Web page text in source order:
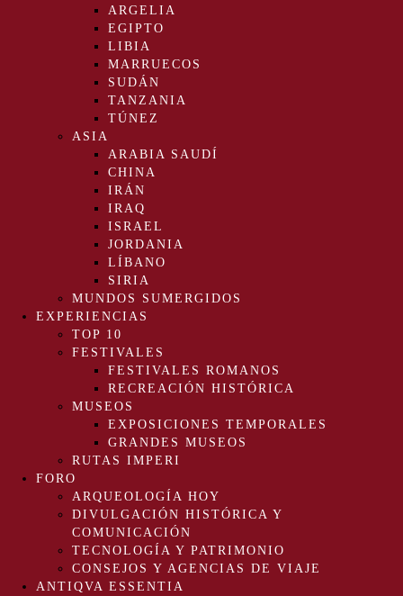
ARGELIA
EGIPTO
LIBIA
MARRUECOS
SUDÁN
TANZANIA
TÚNEZ
ASIA
ARABIA SAUDÍ
CHINA
IRÁN
IRAQ
ISRAEL
JORDANIA
LÍBANO
SIRIA
MUNDOS SUMERGIDOS
EXPERIENCIAS
TOP 10
FESTIVALES
FESTIVALES ROMANOS
RECREACIÓN HISTÓRICA
MUSEOS
EXPOSICIONES TEMPORALES
GRANDES MUSEOS
RUTAS IMPERI
FORO
ARQUEOLOGÍA HOY
DIVULGACIÓN HISTÓRICA Y
COMUNICACIÓN
TECNOLOGÍA Y PATRIMONIO
CONSEJOS Y AGENCIAS DE VIAJE
ANTIQVA ESSENTIA